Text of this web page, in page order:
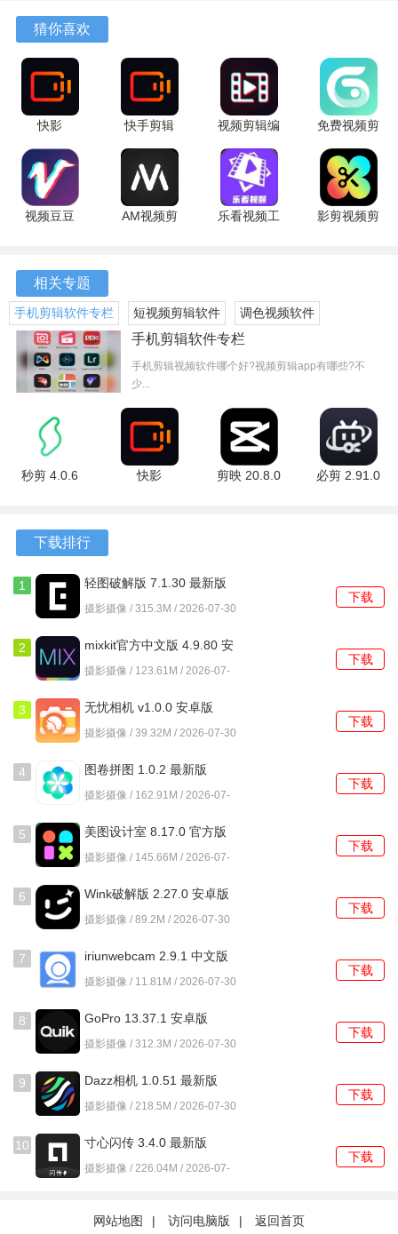
哈、流行、新世纪音乐、沙发音乐、电影原声、多段配乐、
里面的音乐需导入本地使用
软件内容
1、【视频主题】视频主题包含亲情、友情、爱情、萌宠、爱
豆、宝贝、节日、美食、嘻哈、个性、文艺、时尚、趣味、
简约、在路上、珍贵回忆、美好时光
描。
3、【音乐相册】音乐相册管家。爱剪辑支持从相册自由混搭
照片、视频、编辑成音乐相册、照片电影、音乐相册制作
4、【拍摄录像】实时滤镜高清拍摄，支持多段拍摄，视频美
化，闪光灯补光、实时美白、多分辨率、背景音乐可选，优
化拍摄体验
爱剪辑怎么用
获取丰富的信息资源，为后续的软件使用提供便利。
掌握最新资讯并领取相关福利。
猜你喜欢
快影
8.2.0.802006
最新版
快手剪辑
8.2.0.802006
安卓版
视频剪辑编
辑软件
3.3.2 安卓
版
免费视频剪
辑宝
4.0.1.4 安
卓版
视频豆豆
AM视频剪
乐看视频工
影剪视频剪
相关专题
手机剪辑软件专栏 短视频剪辑软件 调色视频软件
手机剪辑软件专栏
手机剪辑视频软件哪个好?视频剪辑app有哪些?不
少...
秒剪 4.0.6
快影
剪映 20.8.0
必剪 2.91.0
下载排行
1 轻图破解版 7.1.30 最新版
摄影摄像 / 315.3M / 2026-07-30
下载
2
mixkit官方中文版 4.9.80 安
卓版
摄影摄像 / 123.61M / 2026-07-
下载
3 无忧相机 v1.0.0 安卓版
摄影摄像 / 39.32M / 2026-07-30
下载
4 图卷拼图 1.0.2 最新版
摄影摄像 / 162.91M / 2026-07-
下载
5 美图设计室 8.17.0 官方版
摄影摄像 / 145.66M / 2026-07-
下载
6 Wink破解版 2.27.0 安卓版
摄影摄像 / 89.2M / 2026-07-30
下载
7 iriunwebcam 2.9.1 中文版
摄影摄像 / 11.81M / 2026-07-30
下载
8 GoPro 13.37.1 安卓版
摄影摄像 / 312.3M / 2026-07-30
下载
9 Dazz相机 1.0.51 最新版
摄影摄像 / 218.5M / 2026-07-30
下载
10 寸心闪传 3.4.0 最新版
摄影摄像 / 226.04M / 2026-07-
下载
网站地图 | 访问电脑版 | 返回首页